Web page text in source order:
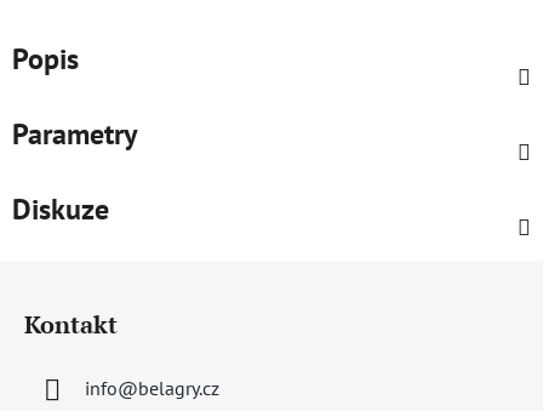
Popis
Parametry
Diskuze
Kontakt
info@belagry.cz